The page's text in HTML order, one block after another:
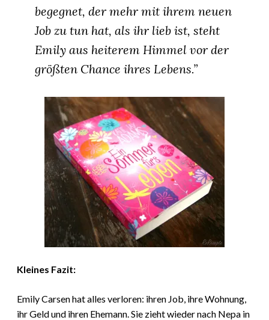
begegnet, der mehr mit ihrem neuen
Job zu tun hat, als ihr lieb ist, steht
Emily aus heiterem Himmel vor der
größten Chance ihres Lebens.”
Kleines Fazit:
Emily Carsen hat alles verloren: ihren Job, ihre Wohnung,
ihr Geld und ihren Ehemann. Sie zieht wieder nach Nepa in